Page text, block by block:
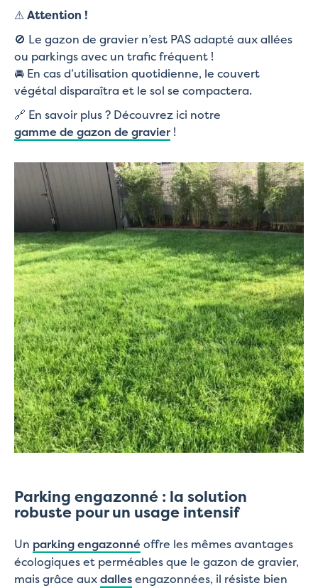
⚠Attention !
🚫 Le gazon de gravier n’est PAS adapté aux allées
ou parkings avec un trafic fréquent !
🚘 En cas d’utilisation quotidienne, le couvert
végétal disparaîtra et le sol se compactera.
🔗 En savoir plus ? Découvrez ici notre
gamme de gazon de gravier !
Parking engazonné : la solution
robuste pour un usage intensif
Un parking engazonné offre les mêmes avantages
écologiques et perméables que le gazon de gravier,
mais grâce auxdallesengazonnées, il résiste bien